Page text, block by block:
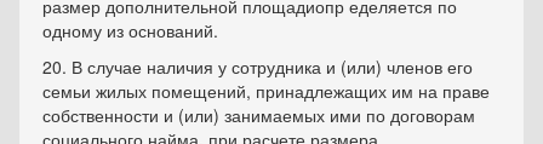
размер дополнительной площадиопр еделяется по
одному из оснований.
20. В случае наличия у сотрудника и (или) членов его
семьи жилых помещений, принадлежащих им на праве
собственности и (или) занимаемых ими по договорам
социального найма, при расчете размера